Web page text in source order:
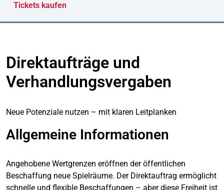
Tickets kaufen
Direktaufträge und
Verhandlungsvergaben
Neue Potenziale nutzen – mit klaren Leitplanken
Allgemeine Informationen
Angehobene Wertgrenzen eröffnen der öffentlichen
Beschaffung neue Spielräume. Der Direktauftrag ermöglicht
schnelle und flexible Beschaffungen – aber diese Freiheit ist